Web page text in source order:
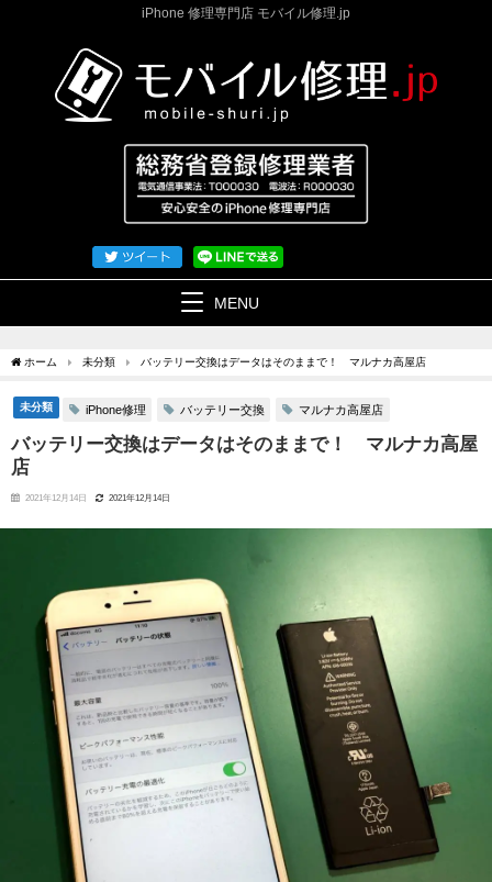
iPhone 修理専門店 モバイル修理.jp
MENU
ホーム 未分類 バッテリー交換はデータはそのままで！ マルナカ高屋店
未分類 iPhone修理 バッテリー交換 マルナカ高屋店
バッテリー交換はデータはそのままで！ マルナカ高屋
店
2021年12月14日 2021年12月14日